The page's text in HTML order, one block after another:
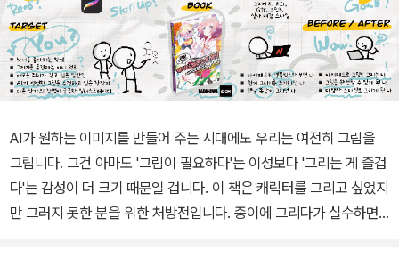
AI가 원하는 이미지를 만들어 주는 시대에도 우리는 여전히 그림을
그립니다. 그건 아마도 '그림이 필요하다'는 이성보다 '그리는 게 즐겁
다'는 감성이 더 크기 때문일 겁니다. 이 책은 캐릭터를 그리고 싶었지
만 그러지 못한 분을 위한 처방전입니다. 종이에 그리다가 실수하면